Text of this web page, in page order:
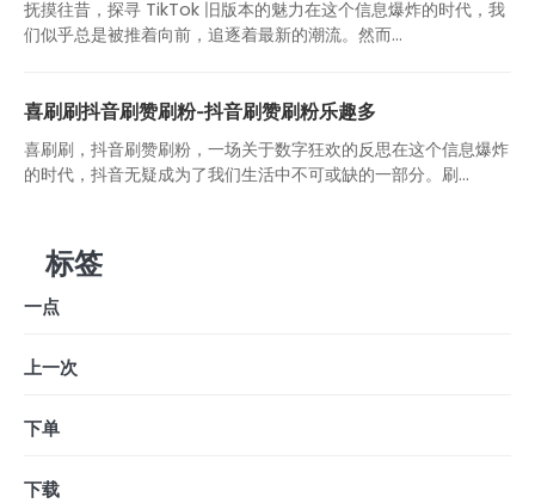
抚摸往昔，探寻 TikTok 旧版本的魅力在这个信息爆炸的时代，我
们似乎总是被推着向前，追逐着最新的潮流。然而...
喜刷刷抖音刷赞刷粉-抖音刷赞刷粉乐趣多
喜刷刷，抖音刷赞刷粉，一场关于数字狂欢的反思在这个信息爆炸
的时代，抖音无疑成为了我们生活中不可或缺的一部分。刷...
标签
一点
上一次
下单
下载